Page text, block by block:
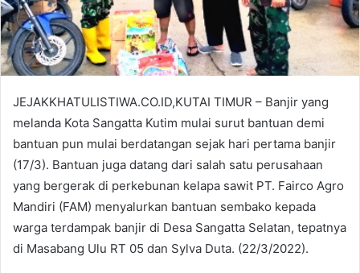
JEJAKKHATULISTIWA.CO.ID,KUTAI TIMUR – Banjir yang
melanda Kota Sangatta Kutim mulai surut bantuan demi
bantuan pun mulai berdatangan sejak hari pertama banjir
(17/3). Bantuan juga datang dari salah satu perusahaan
yang bergerak di perkebunan kelapa sawit PT. Fairco Agro
Mandiri (FAM) menyalurkan bantuan sembako kepada
warga terdampak banjir di Desa Sangatta Selatan, tepatnya
di Masabang Ulu RT 05 dan Sylva Duta. (22/3/2022).